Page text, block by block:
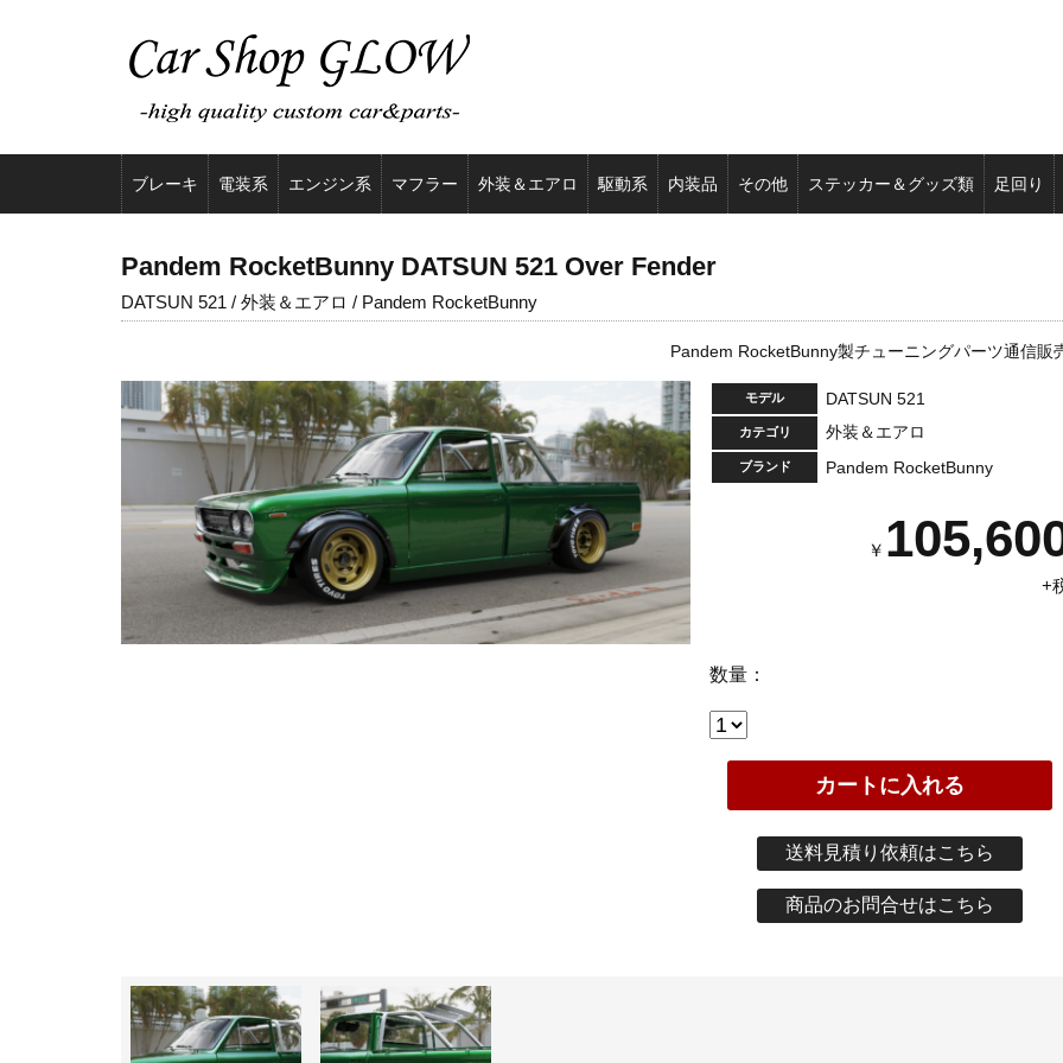
ブレーキ 電装系 エンジン系 マフラー 外装＆エアロ 駆動系 内装品 その他 ステッカー＆グッズ類 足回り
Pandem RocketBunny DATSUN 521 Over Fender
DATSUN 521 / 外装＆エアロ / Pandem RocketBunny
Pandem RocketBunny製チューニングパーツ通信販
モデル DATSUN 521
カテゴリ 外装＆エアロ
ブランド Pandem RocketBunny
￥
+
数量：